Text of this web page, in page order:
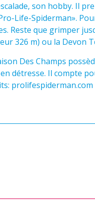
son hobby. Il
Life-Spiderman».
Reste que grimper
326 m) ou la Devon
Des Champs
détresse. Il compte
prolifespiderman.com